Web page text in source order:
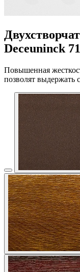
Deceuninck 71
Повышенная
позволят выдержать